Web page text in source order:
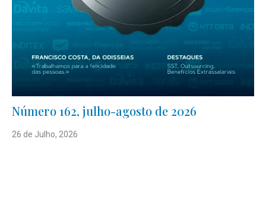
Número 162, julho-agosto de 2026
26 de Julho, 2026